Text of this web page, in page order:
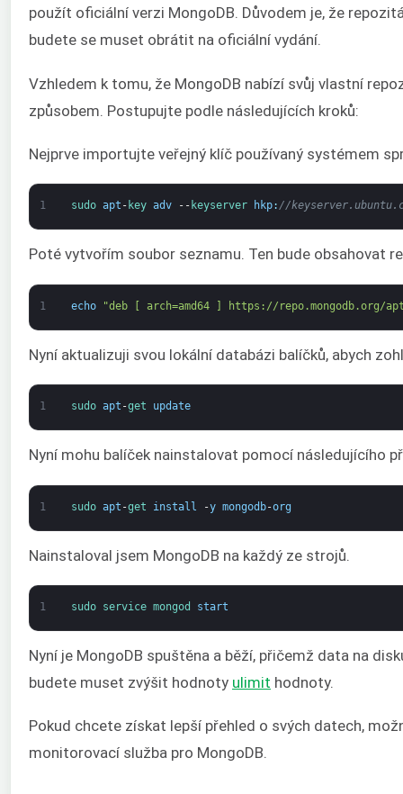
použít oficiální verzi MongoDB. Důvodem je, že
budete se muset obrátit na oficiální vydání.
Vzhledem k tomu, že MongoDB nabízí svůj vlastní
způsobem. Postupujte podle následujících kroků:
Nejprve importujte veřejný klíč používaný systémem
1 sudo apt - key adv -- keyserver hkp: //
Poté vytvořím soubor seznamu. Ten bude obsahovat
1 echo "deb [ arch=amd64 ] https://repo.mongodb.org/
Nyní aktualizuji svou lokální databázi balíčků, abych
1 sudo apt -get update
Nyní mohu balíček nainstalovat pomocí následujícího
1 sudo apt -get install -y mongodb-org
Nainstaloval jsem MongoDB na každý ze strojů.
1 sudo service mongod start
Nyní je MongoDB spuštěna a běží, přičemž data na
budete muset zvýšit hodnoty ulimit hodnoty.
Pokud chcete získat lepší přehled o svých datech,
monitorovací služba pro MongoDB.